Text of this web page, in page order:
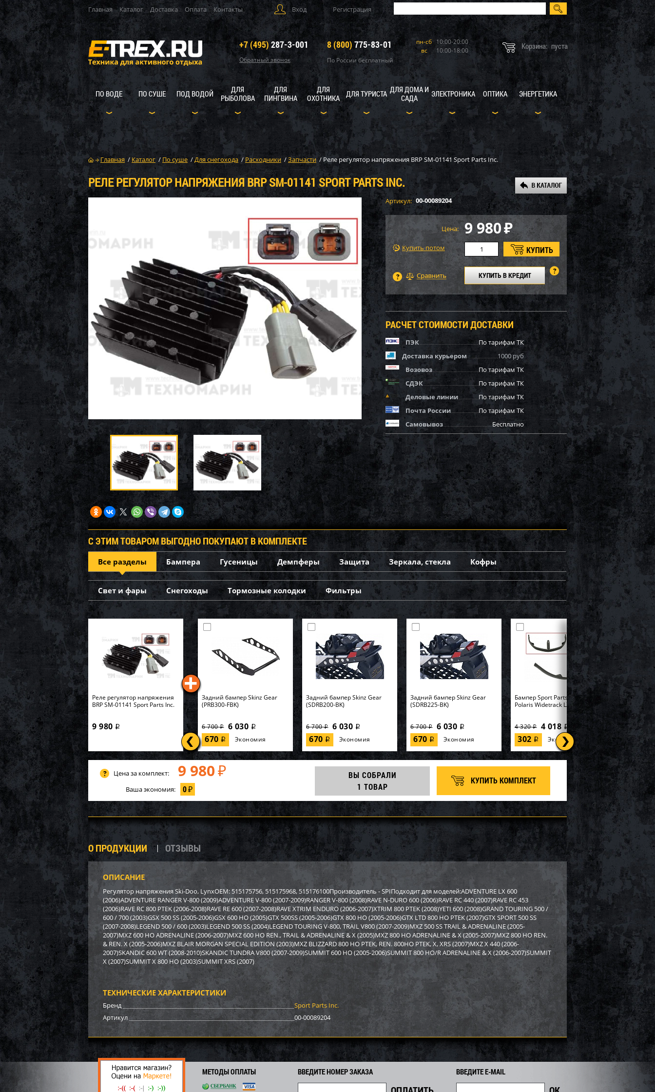
Главная Каталог Доставка Оплата Контакты Вход Регистрация
+7 (495) 287-3-001
Обратный звонок
8 (800) 775-83-01
По России бесплатный
пн-сб 10:00-20:00
вс
10:00-18:00 Корзина: пуста
ПО ВОДЕ ПО СУШЕ ПОД ВОДОЙ
ДЛЯ
РЫБОЛОВА
ДЛЯ
ПИНГВИНА
ДЛЯ
ОХОТНИКА
ДЛЯ ТУРИСТА ДЛЯ ДОМА И
САДА
ЭЛЕКТРОНИКА ОПТИКА ЭНЕРГЕТИКА
Главная / Каталог / По суше /Для снегохода / Расходники /Запчасти /Реле регулятор напряжения BRP SM-01141 Sport Parts Inc.
РЕЛЕ РЕГУЛЯТОР НАПРЯЖЕНИЯ BRP SM-01141 SPORT PARTS INC.
Артикул: 00-00089204
Цена: 9 980₽
Купить потом
КУПИТЬ В КРЕДИТ
РАСЧЕТ СТОИМОСТИ ДОСТАВКИ
ПЭК
По тарифам ТК
Доставка курьером
1000 руб
Возовоз
По тарифам ТК
СДЭК
По тарифам ТК
Деловые линии
По тарифам ТК
Почта России
По тарифам ТК
Самовывоз
Бесплатно
С ЭТИМ ТОВАРОМ ВЫГОДНО ПОКУПАЮТ В КОМПЛЕКТЕ
Все разделы Бампера Гусеницы Демпферы Защита Зеркала, стекла Кофры
Свет и фары Снегоходы Тормозные колодки Фильтры
Реле регулятор напряжения
BRP SM-01141 Sport Parts Inc.
9 980 i
Задний бампер Skinz Gear
(PRB300-FBK)
6 700i 6 030 i
670 i Экономия
Задний бампер Skinz Gear
(SDRB200-BK)
6 700i 6 030 i
670 i Экономия
Задний бампер Skinz Gear
(SDRB225-BK)
6 700i 6 030 i
670 i Экономия
Бампер Sport Parts Inc. для
Polaris Widetrack LX SM-12358
4 320i 4 018 i
302 i Экономия
Бампер Sport Parts Inc. для
BRP (REV XP) SM-12454
3 170i 2 948i
222i Экономия
Бампер BRP SM-12022
4 170i 3 878i
292i Экономия
Бампер Arctic Cat/Yamaha SM-
12517
9 590i 8 919i
671i Экономия
Бампер Yamaha SM-12530
2 750 i 2 558
192 Экономия
Бампер задний BRP SM-12698 Бампер Polaris SM-12494
Бампер SPI для снегохода BRP
Цена за комплект: 9 980 ₽
Ваша экономия: 0₽
ВЫ СОБРАЛИ
1 ТОВАР
КУПИТЬ КОМПЛЕКТ
О ПРОДУКЦИИ ОТЗЫВЫ
ОПИСАНИЕ
Регулятор напряжения Ski-Doo, LynxOEM: 515175756, 515175968, 515176100Производитель - SPIПодходит для моделей:ADVENTURE LX 600
(2006)ADVENTURE RANGER V-800 (2009)ADVENTURE V-800 (2007-2009)RANGER V-800 (2008)RAVE N-DURO 600 (2006)RAVE RC 440 (2007)RAVE RC 453
(2006)RAVE RC 800 PTEK (2006-2008)RAVE RE 600 (2007-2008)RAVE XTRIM ENDURO (2006-2007)XTRIM 800 PTEK (2008)YETI 600 (2008)GRAND TOURING 500 /
600 / 700 (2003)GSX 500 SS (2005-2006)GSX 600 HO (2005)GTX 500SS (2005-2006)GTX 800 HO (2005-2006)GTX LTD 800 HO PTEK (2007)GTX SPORT 500 SS
(2007-2008)LEGEND 500 / 600 (2003)LEGEND 500 SS (2004)LEGEND TOURING V-800, TRAIL V800 (2007-2009)MXZ 500 SS TRAIL & ADRENALINE (2005-
2007)MXZ 600 HO ADRENALINE (2006-2007)MXZ 600 HO REN., TRAIL & ADRENALINE & X (2005)MXZ 800 HO ADRENALINE & X (2005-2007)MXZ 800 HO REN.
& REN. X (2005-2006)MXZ BLAIR MORGAN SPECIAL EDITION (2003)MXZ BLIZZARD 800 HO PTEK, REN. 800HO PTEK, X, XRS (2007)MXZ X 440 (2006-
2007)SKANDIC 600 WT (2008-2010)SKANDIC TUNDRA V800 (2007-2009)SUMMIT 600 HO (2005-2006)SUMMIT 800 HO/R ADRENALINE & X (2006-2007)SUMMIT
X (2007)SUMMIT X 800 HO (2003)SUMMIT XRS (2007)
ТЕХНИЧЕСКИЕ ХАРАКТЕРИСТИКИ
Бренд
Sport Parts Inc.
Артикул
00-00089204
МЕТОДЫ ОПЛАТЫ ВВЕДИТЕ НОМЕР ЗАКАЗА ВВЕДИТЕ E-MAIL